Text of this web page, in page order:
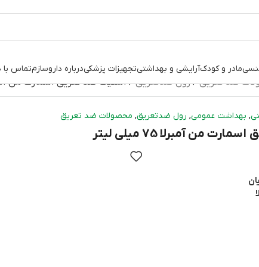
مادر و کودکآرایشی و بهداشتیتجهیزات پزشکیدرباره داروسازمتماس با
ضد تعریق رول ضدتعریق استیک ضد تعریق اسمارت من آمبرلا 75
, بهداشت عمومی, رول ضدتعریق, محصولات ضد تعریق
من آمبرلا 75 میلی لیتر